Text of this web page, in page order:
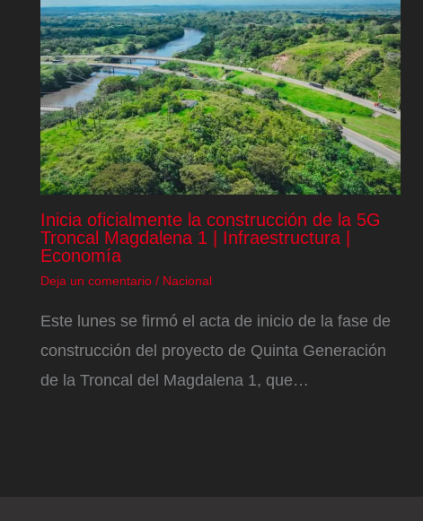
Inicia oficialmente la construcción de la 5G
Troncal Magdalena 1 | Infraestructura |
Economía
Deja un comentario / Nacional
Este lunes se firmó el acta de inicio de la fase de
construcción del proyecto de Quinta Generación
de la Troncal del Magdalena 1, que…